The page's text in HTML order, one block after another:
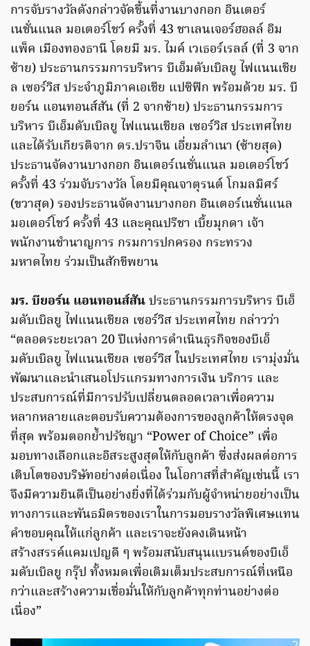
การจับรางวัลดังกล่าวจัดขึ้นที่งานบางกอก อินเตอร์
เนชั่นแนล มอเตอร์โชว์ ครั้งที่ 43 ชาเลนเจอร์ฮอลล์ อิม
แพ็ค เมืองทองธานี โดยมี มร. ไมค์ เวเธอร์เรลล์ (ที่ 3 จาก
ซ้าย) ประธานกรรมการบริหาร บีเอ็มดับเบิลยู ไฟแนนเชีย
ล เซอร์วิส ประจำภูมิภาคเอเชีย แปซิฟิก พร้อมด้วย มร. บี
ยอร์น แอนทอนส์สัน (ที่ 2 จากซ้าย) ประธานกรรมการ
บริหาร บีเอ็มดับเบิลยู ไฟแนนเชียล เซอร์วิส ประเทศไทย
และได้รับเกียรติจาก ดร.ปราจิน เอี่ยมลำเนา (ซ้ายสุด)
ประธานจัดงานบางกอก อินเตอร์เนชั่นแนล มอเตอร์โชว์
ครั้งที่ 43 ร่วมจับรางวัล โดยมีคุณจาตุรนต์ โกมลมิศร์
(ขวาสุด) รองประธานจัดงานบางกอก อินเตอร์เนชั่นแนล
มอเตอร์โชว์ ครั้งที่ 43 และคุณปรีชา เบี้ยมุกดา เจ้า
พนักงานชำนาญการ กรมการปกครอง กระทรวง
มหาดไทย ร่วมเป็นสักขีพยาน
มร. บียอร์น แอนทอนส์สันประธานกรรมการบริหาร บีเอ็
มดับเบิลยู ไฟแนนเชียล เซอร์วิส ประเทศไทย กล่าวว่า
“ตลอดระยะเวลา 20 ปีแห่งการดำเนินธุรกิจของบีเอ็
มดับเบิลยู ไฟแนนเชียล เซอร์วิส ในประเทศไทย เรามุ่งมั่น
พัฒนาและนำเสนอโปรแกรมทางการเงิน บริการ และ
ประสบการณ์ที่มีการปรับเปลี่ยนตลอดเวลาเพื่อความ
หลากหลายและตอบรับความต้องการของลูกค้าให้ตรงจุด
ที่สุด พร้อมตอกย้ำปรัชญา “Power of Choice” เพื่อ
มอบทางเลือกและอิสระสูงสุดให้กับลูกค้า ซึ่งส่งผลต่อการ
เติบโตของบริษัทอย่างต่อเนื่อง ในโอกาสที่สำคัญเช่นนี้ เรา
จึงมีความยินดีเป็นอย่างยิ่งที่ได้ร่วมกับผู้จำหน่ายอย่างเป็น
ทางการและพันธมิตรของเราในการมอบรางวัลพิเศษแทน
คำขอบคุณให้แก่ลูกค้า และเราจะยังคงเดินหน้า
สร้างสรรค์แคมเปญดี ๆ พร้อมสนับสนุนแบรนด์ของบีเอ็
มดับเบิลยู กรุ๊ป ทั้งหมดเพื่อเติมเต็มประสบการณ์ที่เหนือ
กว่าและสร้างความเชื่อมั่นให้กับลูกค้าทุกท่านอย่างต่อ
เนื่อง”